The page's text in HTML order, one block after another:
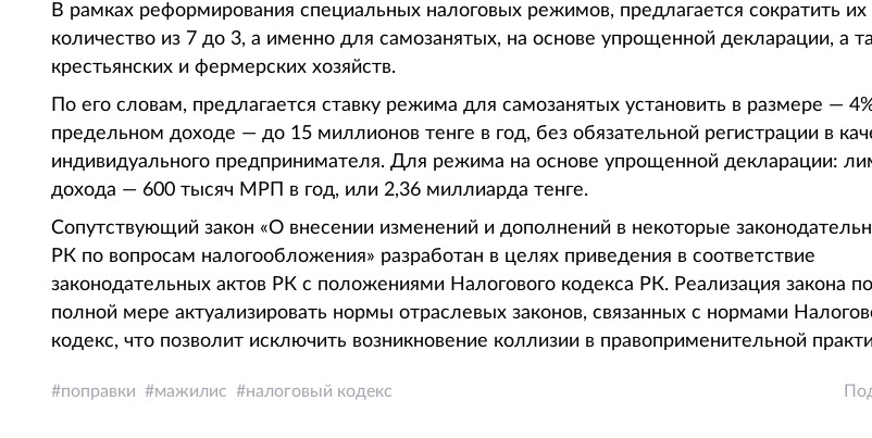
В рамках реформирования специальных налоговых режимов, предлагается сократить их
количество из 7 до 3, а именно для самозанятых, на основе упрощенной декларации, а
крестьянских и фермерских хозяйств.
По его словам, предлагается ставку режима для самозанятых установить в размере —
предельном доходе — до 15 миллионов тенге в год, без обязательной регистрации в
индивидуального предпринимателя. Для режима на основе упрощенной декларации:
дохода — 600 тысяч МРП в год, или 2,36 миллиарда тенге.
Сопутствующий закон «О внесении изменений и дополнений в некоторые
РК по вопросам налогообложения» разработан в целях приведения в соответствие
законодательных актов РК с положениями Налогового кодекса РК. Реализация закона
полной мере актуализировать нормы отраслевых законов, связанных с нормами
кодекс, что позволит исключить возникновение коллизии в правоприменительной
поправки мажилис налоговый кодекс